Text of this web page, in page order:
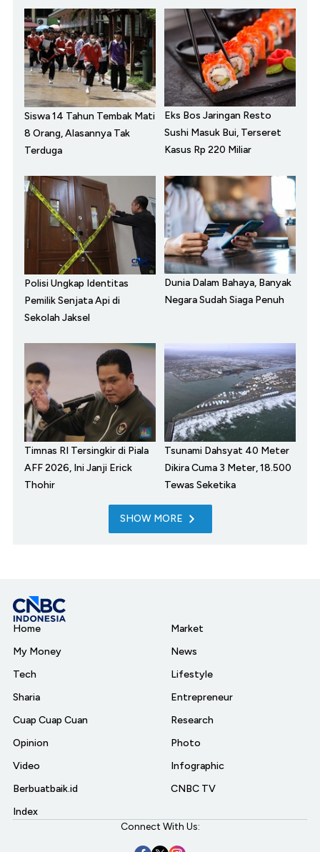
Siswa 14 Tahun Tembak Mati
8 Orang, Alasannya Tak
Terduga
Eks Bos Jaringan Resto
Sushi Masuk Bui, Terseret
Kasus Rp 220 Miliar
Polisi Ungkap Identitas
Pemilik Senjata Api di
Sekolah Jaksel
Dunia Dalam Bahaya, Banyak
Negara Sudah Siaga Penuh
Timnas RI Tersingkir di Piala
AFF 2026, Ini Janji Erick
Thohir
Tsunami Dahsyat 40 Meter
Dikira Cuma 3 Meter, 18.500
Tewas Seketika
SHOW MORE
Home
My Money
Tech
Sharia
Cuap Cuap Cuan
Opinion
Video
Berbuatbaik.id
Index
Market
News
Lifestyle
Entrepreneur
Research
Photo
Infographic
CNBC TV
Connect With Us: